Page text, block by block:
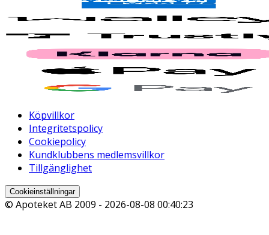
Köpvillkor
Integritetspolicy
Cookiepolicy
Kundklubbens medlemsvillkor
Tillgänglighet
Cookieinställningar
© Apoteket AB 2009 - 2026-08-08 00:40:23